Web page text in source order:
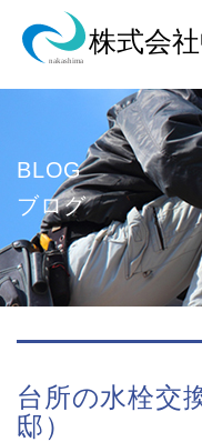
BLOG
ブログ
台所の水栓交
邸）